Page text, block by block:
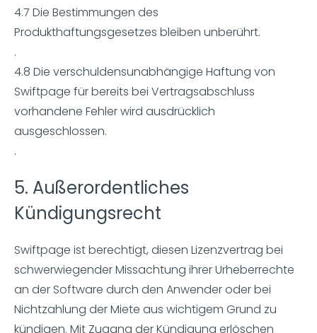
4.7 Die Bestimmungen des
Produkthaftungsgesetzes bleiben unberührt.
.
4.8 Die verschuldensunabhängige Haftung von
Swiftpage für bereits bei Vertragsabschluss
vorhandene Fehler wird ausdrücklich
ausgeschlossen.
.
5. Außerordentliches
Kündigungsrecht
Swiftpage ist berechtigt, diesen Lizenzvertrag bei
schwerwiegender Missachtung ihrer Urheberrechte
an der Software durch den Anwender oder bei
Nichtzahlung der Miete aus wichtigem Grund zu
kündigen. Mit Zugang der Kündigung erlöschen